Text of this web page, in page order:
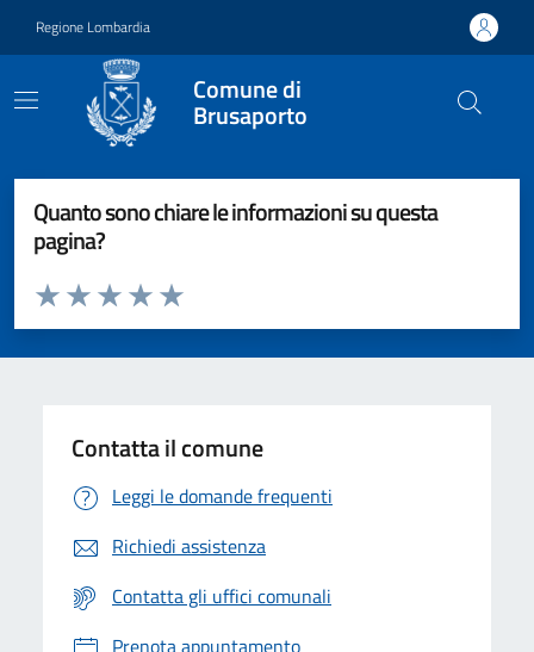
Regione Lombardia
Comune di
Brusaporto
Quanto sono chiare le informazioni su questa
pagina?
Valuta da 1 a 5 stelle la pagina
Valuta 5 stelle su 5
Valuta 4 stelle su 5
Valuta 3 stelle su 5
Valuta 2 stelle su 5
Valuta 1 stelle su 5
Contatta il comune
Leggi le domande frequenti
Richiedi assistenza
Contatta gli uffici comunali
Prenota appuntamento